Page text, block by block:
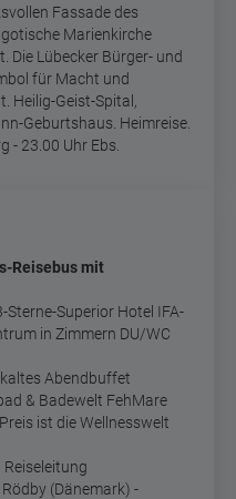
Fassade des
Marienkirche
Die Lübecker Bürger- und
für Macht und
Heilig-Geist-Spital,
Geburtshaus. Heimreise.
- 23.00 Uhr Ebs.
Reisebus mit
Superior Hotel IFA-
in Zimmern DU/WC
Abendbuffet
& Badewelt FehMare
ist die Wellnesswelt
(Dänemark) -